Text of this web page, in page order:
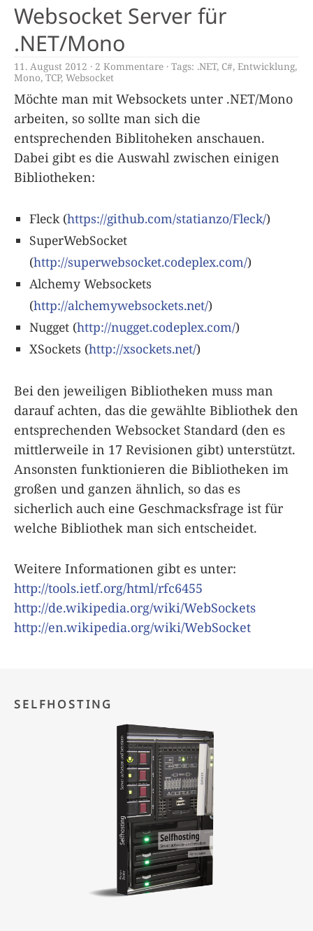
Websocket Server für
.NET/Mono
11. August 2012 2 Kommentare Tags: .NET, C#, Entwicklung,
Mono, TCP, Websocket
Möchte man mit Websockets unter .NET/Mono
arbeiten, so sollte man sich die
entsprechenden Biblitoheken anschauen.
Dabei gibt es die Auswahl zwischen einigen
Bibliotheken:
Fleck (https://github.com/statianzo/Fleck/)
SuperWebSocket
(http://superwebsocket.codeplex.com/)
Alchemy Websockets
(http://alchemywebsockets.net/)
Nugget (http://nugget.codeplex.com/)
XSockets (http://xsockets.net/)
Bei den jeweiligen Bibliotheken muss man
darauf achten, das die gewählte Bibliothek den
entsprechenden Websocket Standard (den es
mittlerweile in 17 Revisionen gibt) unterstützt.
Ansonsten funktionieren die Bibliotheken im
großen und ganzen ähnlich, so das es
sicherlich auch eine Geschmacksfrage ist für
welche Bibliothek man sich entscheidet.
Weitere Informationen gibt es unter:
http://tools.ietf.org/html/rfc6455
http://de.wikipedia.org/wiki/WebSockets
http://en.wikipedia.org/wiki/WebSocket
SELFHOSTING